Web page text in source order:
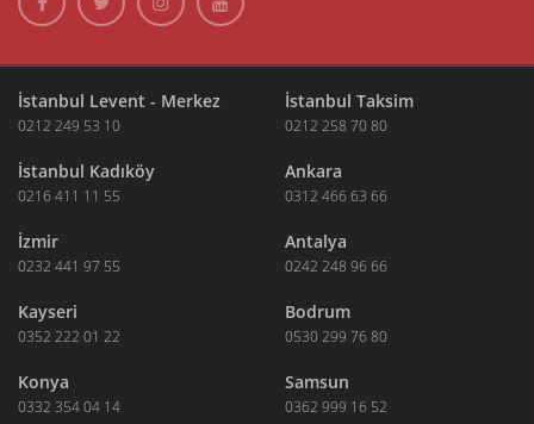
İstanbul Levent - Merkez
0212 249 53 10
İstanbul Taksim
0212 258 70 80
İstanbul Kadıköy
0216 411 11 55
Ankara
0312 466 63 66
İzmir
0232 441 97 55
Antalya
0242 248 96 66
Kayseri
0352 222 01 22
Bodrum
0530 299 76 80
Konya
0332 354 04 14
Samsun
0362 999 16 52